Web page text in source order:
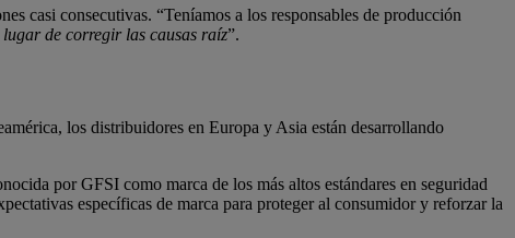
casi consecutivas. “Teníamos a los responsables de producción
de corregir las causas raíz”.
los distribuidores en Europa y Asia están desarrollando
por GFSI como marca de los más altos estándares en seguridad
específicas de marca para proteger al consumidor y reforzar la